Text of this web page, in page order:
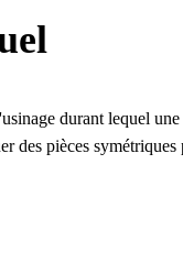
durant lequel une
des pièces symétriques